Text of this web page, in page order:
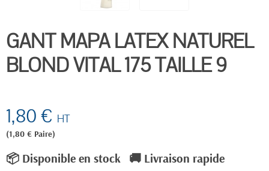
GANT MAPA LATEX NATUREL
BLOND VITAL 175 TAILLE 9
1,80 € HT
(1,80 € Paire)
📦 Disponible en stock 🚚 Livraison rapide